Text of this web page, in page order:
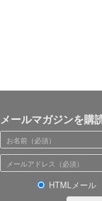
メールマガジンを購
HTMLメール